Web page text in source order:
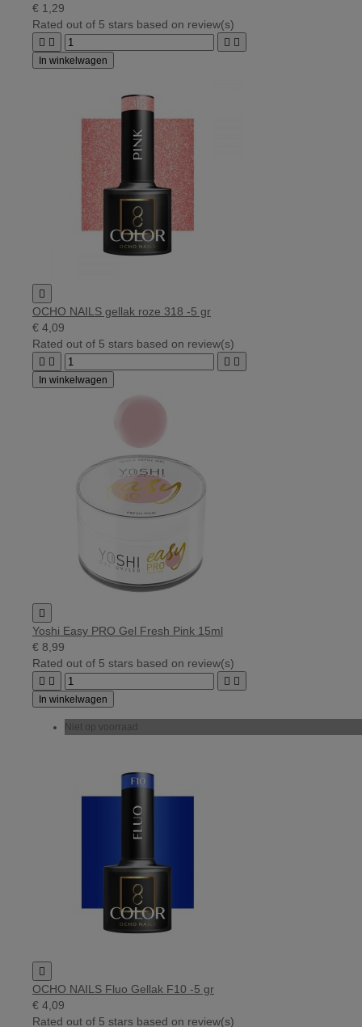
€ 1,29
Rated out of 5 stars based on review(s)
   
In winkelwagen

OCHO NAILS gellak roze 318 -5 gr
€ 4,09
Rated out of 5 stars based on review(s)
   
In winkelwagen

Yoshi Easy PRO Gel Fresh Pink 15ml
€ 8,99
Rated out of 5 stars based on review(s)
   
In winkelwagen
Niet op voorraad

OCHO NAILS Fluo Gellak F10 -5 gr
€ 4,09
Rated out of 5 stars based on review(s)